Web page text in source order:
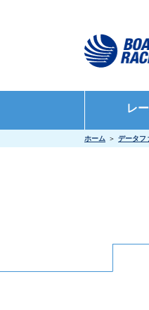
レ
シリーズ
出走表・
ホーム データフ